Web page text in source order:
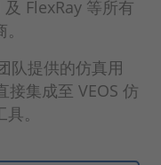
FlexRay 等所有
队提供的仿真用
接集成至 VEOS 仿
。